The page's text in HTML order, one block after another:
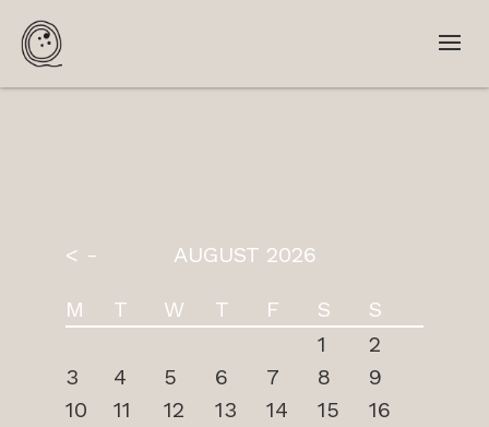
AUGUST 2026
M T W T F S S
< -
1
2
3
4 5 6 7 8
9
10
11 12 13 14 15
16